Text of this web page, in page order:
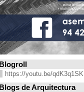
Blogroll
https://youtu.be/
Blogs de Arquitectura